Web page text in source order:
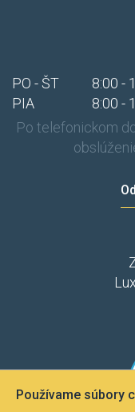
PO - ŠT 8:00 -
PIA
8:00 -
Po telefonickom
Používame súbory